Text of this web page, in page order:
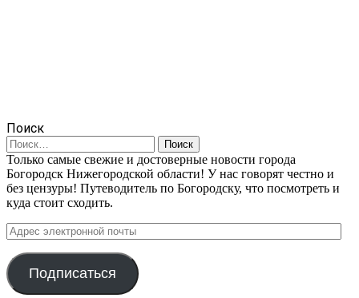
Поиск
Найти:
Только самые свежие и достоверные новости города
Богородск Нижегородской области! У нас говорят честно и
без цензуры! Путеводитель по Богородску, что посмотреть и
куда стоит сходить.
Адрес
электронной
почты
Подписаться